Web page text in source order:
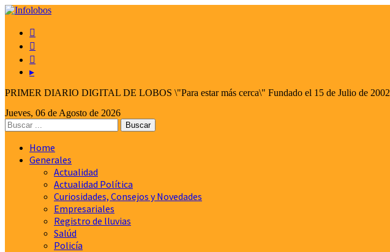



▸
PRIMER DIARIO DIGITAL DE LOBOS \"Para estar más cerca\" Fundado el 15 de Julio de 2002
Jueves, 06 de Agosto de 2026
Home
Generales
Actualidad
Actualidad Política
Curiosidades, Consejos y Novedades
Empresariales
Registro de lluvias
Salúd
Policía